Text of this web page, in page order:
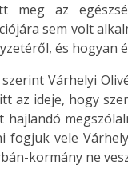
meg az
sem volt
és
Várhelyi
az ideje, hogy
hajlandó
fogjuk vele
kormány ne